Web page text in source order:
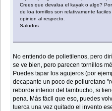
Crees que devalua el kayak o algo?
de loa tornillos son relativamente
opinion al respecto.
Saludos.
No entiendo de polietilenos, pero
se ve bien, pero parecen tornillos
Puedes tapar los agujeros (por
decapante un poco de poliuretano
reborde interior del tambucho, si
pena. Más fácil que eso, puedes
tuerca una vez quitado el invento